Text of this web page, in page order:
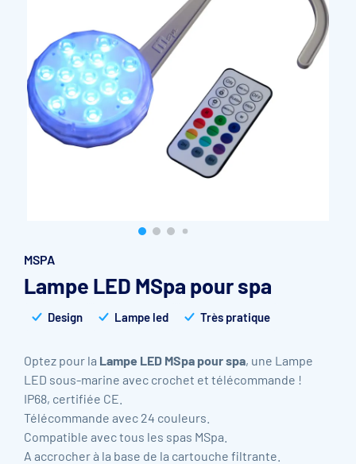
Accessoires et pièces détachées filtration
Pompe de filtration à vitesse variable
Vannes multivoies filtres à sable
Groupe de filtration sur palette
MSPA
Lampe LED MSpa pour spa
Design Lampe led Très pratique
Optez pour la Lampe LED MSpa pour spa, une Lampe
LED sous-marine avec crochet et télécommande !
IP68, certifiée CE.
Télécommande avec 24 couleurs.
Compatible avec tous les spas MSpa.
A accrocher à la base de la cartouche filtrante.